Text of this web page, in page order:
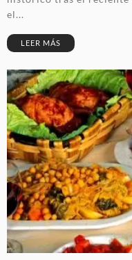
el...
LEER MÁS